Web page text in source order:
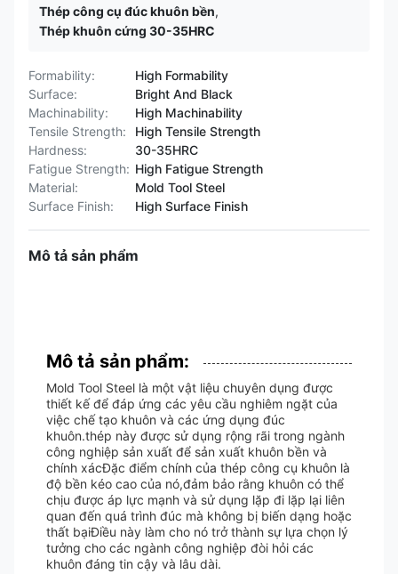
Thép công cụ đúc khuôn bền,
Thép khuôn cứng 30-35HRC
Formability:
High Formability
Surface:
Bright And Black
Machinability:
High Machinability
Tensile Strength:
High Tensile Strength
Hardness:
30-35HRC
Fatigue Strength: High Fatigue Strength
Material:
Mold Tool Steel
Surface Finish:
High Surface Finish
Mô tả sản phẩm
Mô tả sản phẩm:
Mold Tool Steel là một vật liệu chuyên dụng được
thiết kế để đáp ứng các yêu cầu nghiêm ngặt của
việc chế tạo khuôn và các ứng dụng đúc
khuôn.thép này được sử dụng rộng rãi trong ngành
công nghiệp sản xuất để sản xuất khuôn bền và
chính xácĐặc điểm chính của thép công cụ khuôn là
độ bền kéo cao của nó,đảm bảo rằng khuôn có thể
chịu được áp lực mạnh và sử dụng lặp đi lặp lại liên
quan đến quá trình đúc mà không bị biến dạng hoặc
thất bạiĐiều này làm cho nó trở thành sự lựa chọn lý
tưởng cho các ngành công nghiệp đòi hỏi các
khuôn đáng tin cậy và lâu dài.